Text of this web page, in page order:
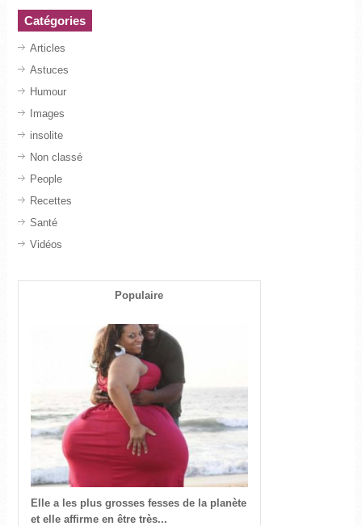
Catégories
Articles
Astuces
Humour
Images
insolite
Non classé
People
Recettes
Santé
Vidéos
Populaire
Elle a les plus grosses fesses de la planète
et elle affirme en être très...